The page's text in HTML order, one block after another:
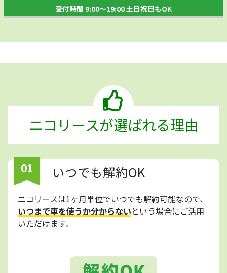
受付時間 9:00～19:00 土日祝日もOK
ニコリースが選ばれる理由
01 いつでも解約OK
ニコリースは1ヶ月単位でいつでも解約可能なので、
いつまで車を使うか分からないという場合にご活用
いただけます。